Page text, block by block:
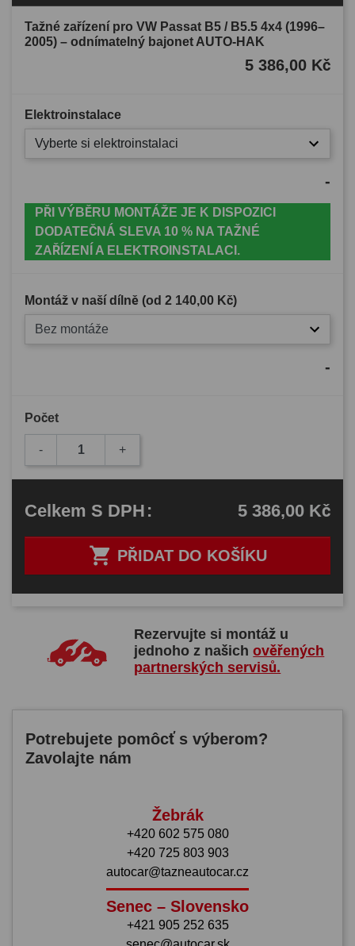
Tažné zařízení pro VW Passat B5 / B5.5 4x4 (1996–
2005) – odnímatelný bajonet AUTO-HAK
5 386,00 Kč
Elektroinstalace
Vyberte si elektroinstalaci
-
PŘI VÝBĚRU MONTÁŽE JE K DISPOZICI
DODATEČNÁ SLEVA 10 % NA TAŽNÉ
ZAŘÍZENÍ A ELEKTROINSTALACI.
Montáž v naší dílně (od 2 140,00 Kč)
Bez montáže
-
Počet
- +
 PŘIDAT DO KOŠÍKU
Celkem S DPH: 5 386,00 Kč
Rezervujte si montáž u
jednoho z našichověřených
partnerských servisů.
Potrebujete pomôcť s výberom?
Zavolajte nám
Žebrák
+420 602 575 080
+420 725 803 903
autocar@tazneautocar.cz
Senec – Slovensko
+421 905 252 635